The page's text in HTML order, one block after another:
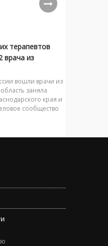
терапевтов
врача из
вошли врачи из
заняла
края и
сообщество